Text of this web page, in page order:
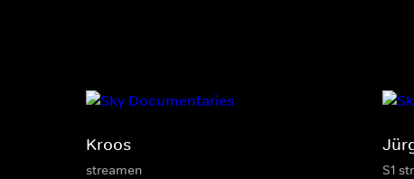
Kroos
streamen S1